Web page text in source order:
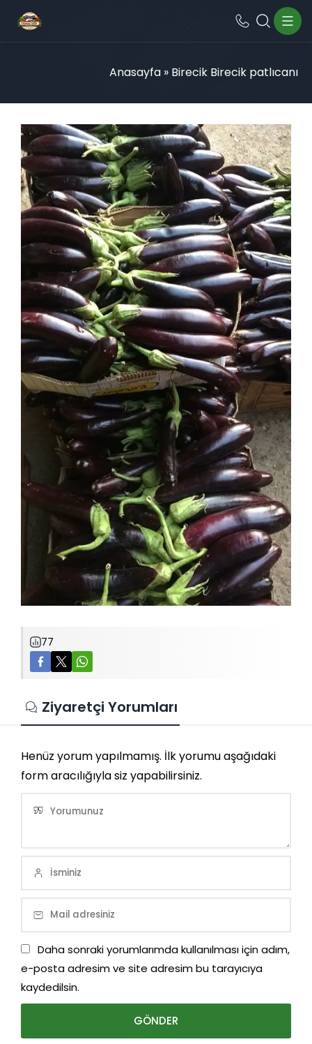
Anasayfa » Birecik Birecik patlıcanı
77
Ziyaretçi Yorumları
Henüz yorum yapılmamış. İlk yorumu aşağıdaki
form aracılığıyla siz yapabilirsiniz.
Daha sonraki yorumlarımda kullanılması için adım,
e-posta adresim ve site adresim bu tarayıcıya
kaydedilsin.